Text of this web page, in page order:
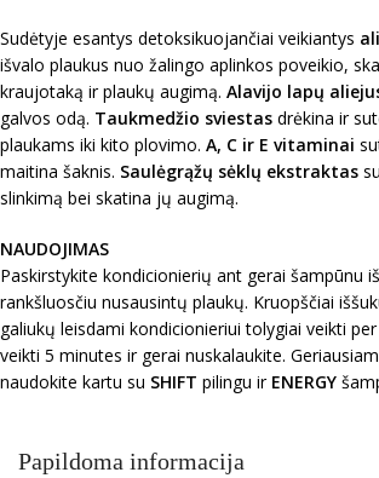
Sudėtyje esantys detoksikuojančiai veikiantys
išvalo plaukus nuo žalingo aplinkos poveikio,
kraujotaką ir plaukų augimą. Alavijo lapų
galvos odą. Taukmedžio sviestas drėkina ir
plaukams iki kito plovimo. A, C ir E vitaminai
maitina šaknis. Saulėgrąžų sėklų ekstraktas
slinkimą bei skatina jų augimą.
NAUDOJIMAS
Paskirstykite kondicionierių ant gerai šampūnu
rankšluosčiu nusausintų plaukų. Kruopščiai
galiukų leisdami kondicionieriui tolygiai veikti
veikti 5 minutes ir gerai nuskalaukite.
naudokite kartu su SHIFT pilingu ir ENERGY
Papildoma informacija